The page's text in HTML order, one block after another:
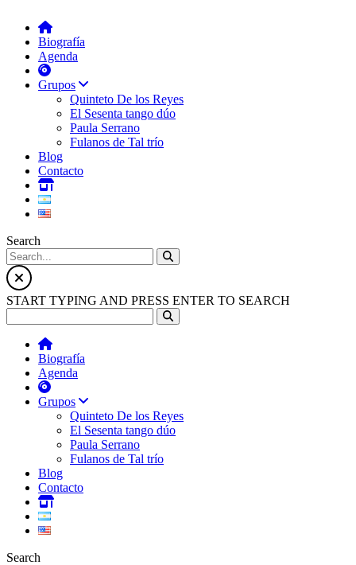
Biografía
Agenda
Grupos
Quinteto De los Reyes
El Sesenta tango dúo
Paula Serrano
Fulanos de Tal trío
Blog
Contacto
Search
START TYPING AND PRESS ENTER TO SEARCH
Biografía
Agenda
Grupos
Quinteto De los Reyes
El Sesenta tango dúo
Paula Serrano
Fulanos de Tal trío
Blog
Contacto
Search